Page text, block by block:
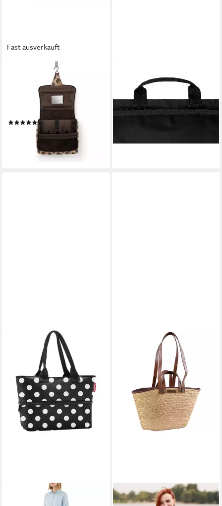
Fast ausverkauft
Kulturbeutel toiletbag XL (1-
tlg), großes Hauptfach,
Stecktaschen, Haken zum
Aufhängen, Spiegel innen
(88)
lieferbar - in 2-3 Werktagen bei dir
+28
Turnbeutel Turnbeutel-
Rucksack mit Tragegriff und
Seitentasche
(4)